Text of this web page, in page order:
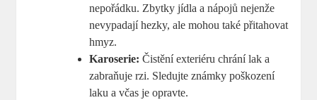
nepořádku. Zbytky jídla a nápojů nejenže
nevypadají hezky, ale mohou také přitahovat
hmyz.
Karoserie: Čistění exteriéru chrání lak a
zabraňuje rzi. Sledujte známky poškození
laku a včas je opravte.